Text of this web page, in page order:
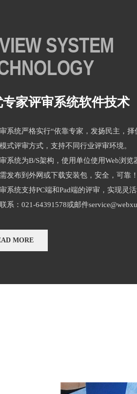
SYSTEM
专家评审系统软件技术
系统严格实行“依靠专家，发扬民主，
式评审方式，支持不同行业评审环境。
系统为B/S架构，使用单位使用Web浏
发布到外网或下载安装包，安全，可靠！
系统支持PC端和Pad端的评审，实现灵
系：021-64391578或邮件
MORE